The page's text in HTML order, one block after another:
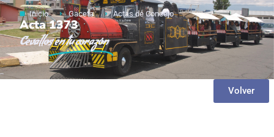
Inicio Gaceta Actas de Concejo
Acta 1373
Cevallosen tu corazón
Volver